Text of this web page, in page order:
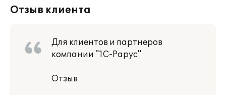
Отзыв клиента
Для клиентов и партнеров
компании "1С-Рарус"
Отзыв